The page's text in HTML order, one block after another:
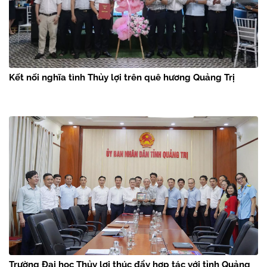
Kết nối nghĩa tình Thủy lợi trên quê hương Quảng Trị
Trường Đại học Thủy lợi thúc đẩy hợp tác với tỉnh Quảng